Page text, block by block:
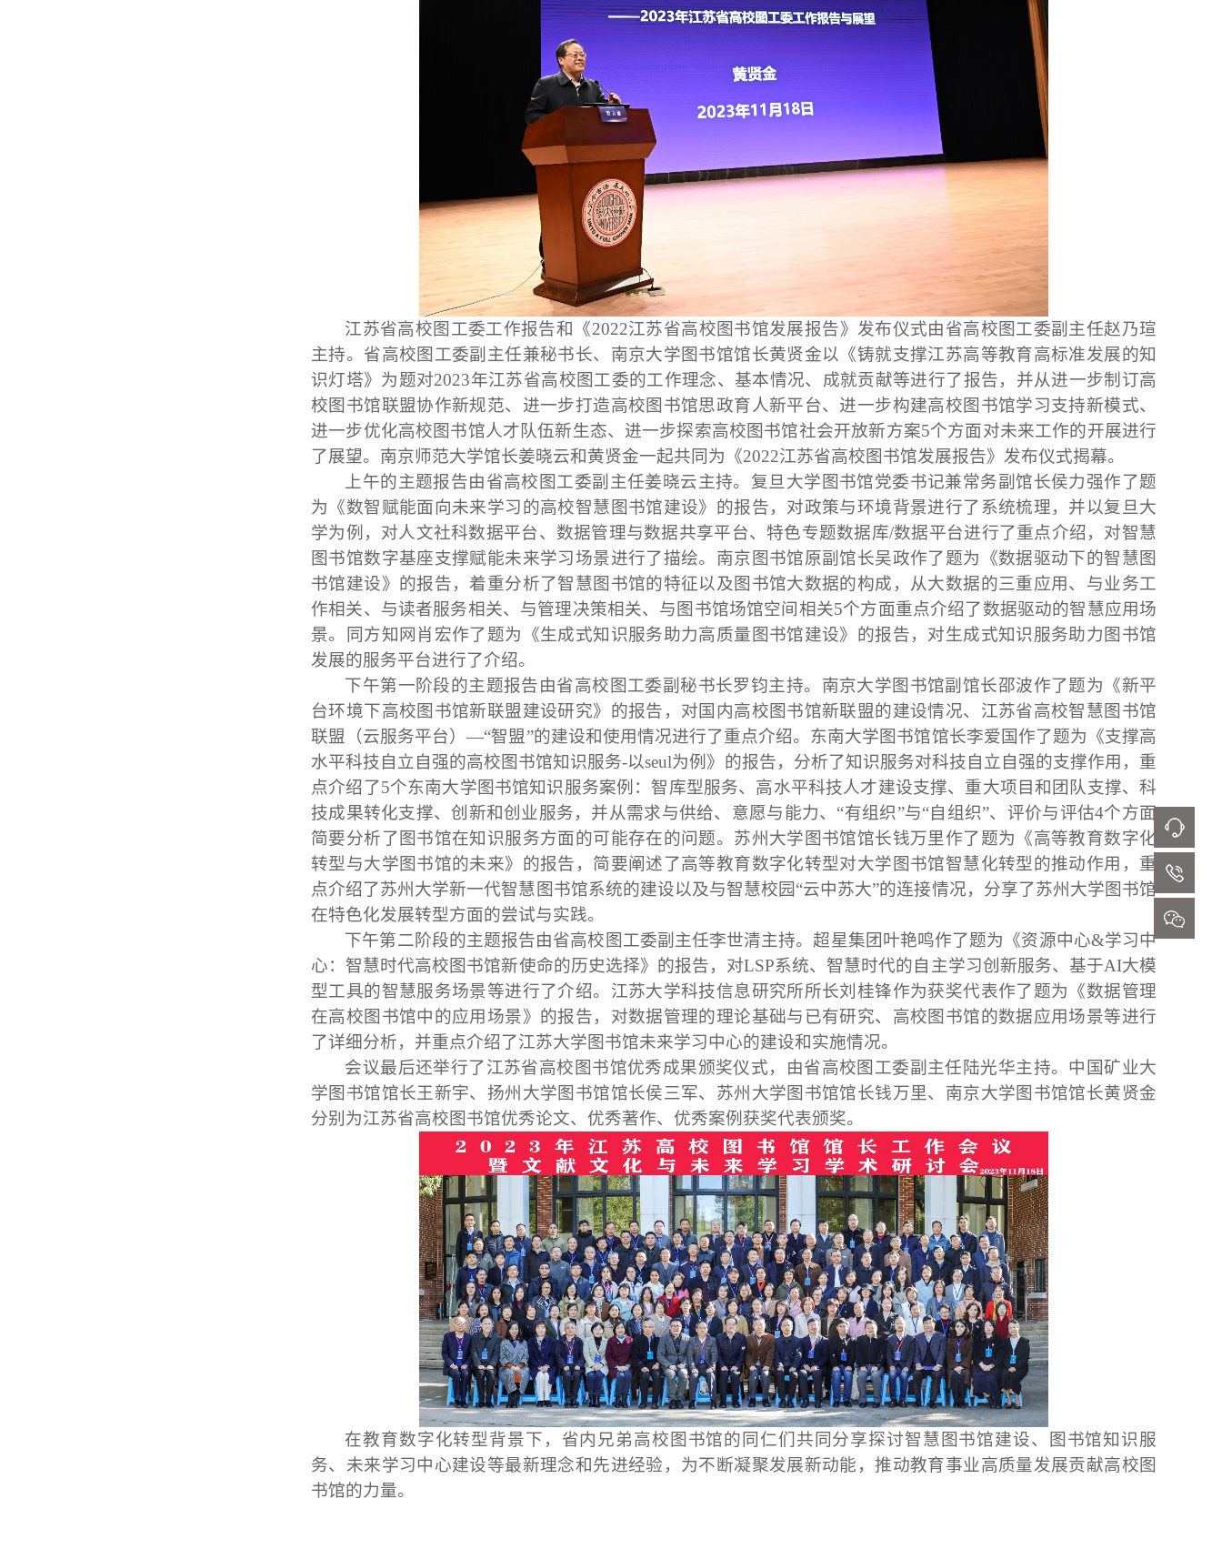
江苏省高校图工委工作报告和《2022江苏省高校图书馆发展报告》发布仪式由省高校图工委副主任赵乃瑄
主持。省高校图工委副主任兼秘书长、南京大学图书馆馆长黄贤金以《铸就支撑江苏高等教育高标准发展的知
识灯塔》为题对2023年江苏省高校图工委的工作理念、基本情况、成就贡献等进行了报告，并从进一步制订高
校图书馆联盟协作新规范、进一步打造高校图书馆思政育人新平台、进一步构建高校图书馆学习支持新模式、
进一步优化高校图书馆人才队伍新生态、进一步探索高校图书馆社会开放新方案5个方面对未来工作的开展进行
了展望。南京师范大学馆长姜晓云和黄贤金一起共同为《2022江苏省高校图书馆发展报告》发布仪式揭幕。
上午的主题报告由省高校图工委副主任姜晓云主持。复旦大学图书馆党委书记兼常务副馆长侯力强作了题
为《数智赋能面向未来学习的高校智慧图书馆建设》的报告，对政策与环境背景进行了系统梳理，并以复旦大
学为例，对人文社科数据平台、数据管理与数据共享平台、特色专题数据库/数据平台进行了重点介绍，对智慧
图书馆数字基座支撑赋能未来学习场景进行了描绘。南京图书馆原副馆长吴政作了题为《数据驱动下的智慧图
书馆建设》的报告，着重分析了智慧图书馆的特征以及图书馆大数据的构成，从大数据的三重应用、与业务工
作相关、与读者服务相关、与管理决策相关、与图书馆场馆空间相关5个方面重点介绍了数据驱动的智慧应用场
景。同方知网肖宏作了题为《生成式知识服务助力高质量图书馆建设》的报告，对生成式知识服务助力图书馆
发展的服务平台进行了介绍。
下午第一阶段的主题报告由省高校图工委副秘书长罗钧主持。南京大学图书馆副馆长邵波作了题为《新平
台环境下高校图书馆新联盟建设研究》的报告，对国内高校图书馆新联盟的建设情况、江苏省高校智慧图书馆
联盟（云服务平台）—“智盟”的建设和使用情况进行了重点介绍。东南大学图书馆馆长李爱国作了题为《支撑高
水平科技自立自强的高校图书馆知识服务-以seul为例》的报告，分析了知识服务对科技自立自强的支撑作用，重
点介绍了5个东南大学图书馆知识服务案例：智库型服务、高水平科技人才建设支撑、重大项目和团队支撑、科
技成果转化支撑、创新和创业服务，并从需求与供给、意愿与能力、“有组织”与“自组织”、评价与评估4个方面
简要分析了图书馆在知识服务方面的可能存在的问题。苏州大学图书馆馆长钱万里作了题为《高等教育数字化
转型与大学图书馆的未来》的报告，简要阐述了高等教育数字化转型对大学图书馆智慧化转型的推动作用，重
点介绍了苏州大学新一代智慧图书馆系统的建设以及与智慧校园“云中苏大”的连接情况，分享了苏州大学图书馆
在特色化发展转型方面的尝试与实践。
下午第二阶段的主题报告由省高校图工委副主任李世清主持。超星集团叶艳鸣作了题为《资源中心&学习中
心：智慧时代高校图书馆新使命的历史选择》的报告，对LSP系统、智慧时代的自主学习创新服务、基于AI大模
型工具的智慧服务场景等进行了介绍。江苏大学科技信息研究所所长刘桂锋作为获奖代表作了题为《数据管理
在高校图书馆中的应用场景》的报告，对数据管理的理论基础与已有研究、高校图书馆的数据应用场景等进行
了详细分析，并重点介绍了江苏大学图书馆未来学习中心的建设和实施情况。
会议最后还举行了江苏省高校图书馆优秀成果颁奖仪式，由省高校图工委副主任陆光华主持。中国矿业大
学图书馆馆长王新宇、扬州大学图书馆馆长侯三军、苏州大学图书馆馆长钱万里、南京大学图书馆馆长黄贤金
分别为江苏省高校图书馆优秀论文、优秀著作、优秀案例获奖代表颁奖。
在教育数字化转型背景下，省内兄弟高校图书馆的同仁们共同分享探讨智慧图书馆建设、图书馆知识服
务、未来学习中心建设等最新理念和先进经验，为不断凝聚发展新动能，推动教育事业高质量发展贡献高校图
书馆的力量。